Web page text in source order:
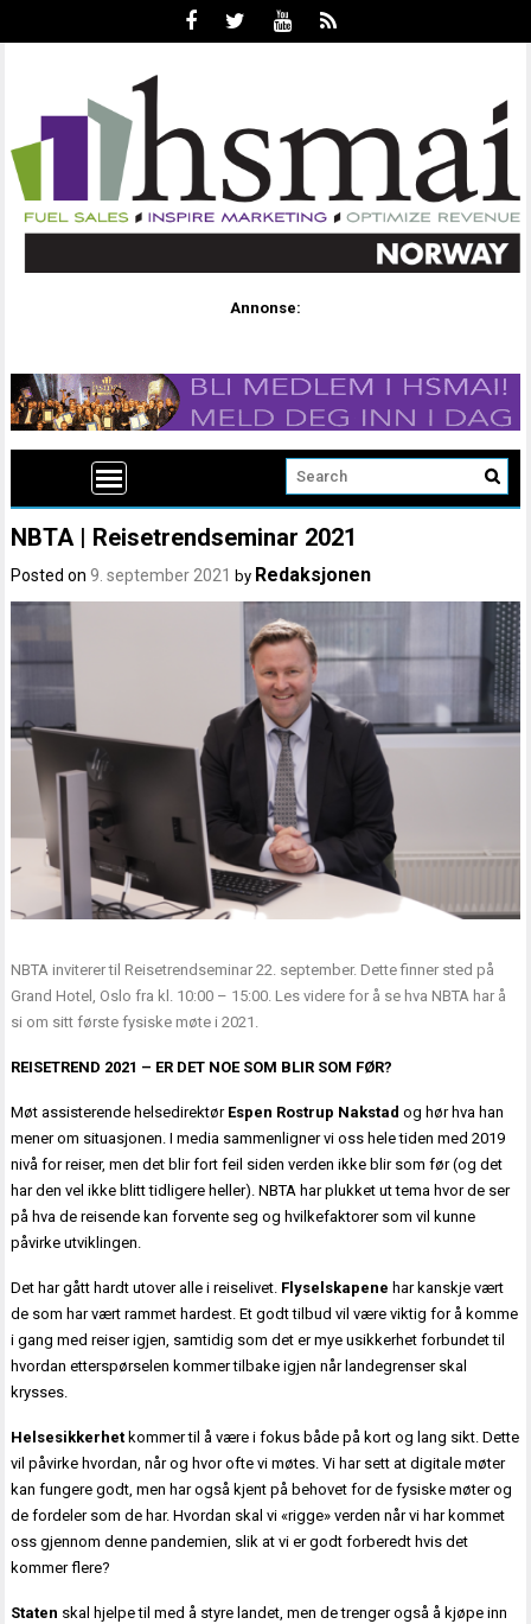
Annonse:
NBTA | Reisetrendseminar 2021
Posted on9. september 2021 by Redaksjonen
NBTA inviterer til Reisetrendseminar 22. september. Dette finner sted på
Grand Hotel, Oslo fra kl. 10:00 – 15:00. Les videre for å se hva NBTA har å
si om sitt første fysiske møte i 2021.
REISETREND 2021 – ER DET NOE SOM BLIR SOM FØR?
Møt assisterende helsedirektør Espen Rostrup Nakstad og hør hva han
mener om situasjonen. I media sammenligner vi oss hele tiden med 2019
nivå for reiser, men det blir fort feil siden verden ikke blir som før (og det
har den vel ikke blitt tidligere heller). NBTA har plukket ut tema hvor de ser
på hva de reisende kan forvente seg og hvilkefaktorer som vil kunne
påvirke utviklingen.
Det har gått hardt utover alle i reiselivet. Flyselskapene har kanskje vært
de som har vært rammet hardest. Et godt tilbud vil være viktig for å komme
i gang med reiser igjen, samtidig som det er mye usikkerhet forbundet til
hvordan etterspørselen kommer tilbake igjen når landegrenser skal
krysses.
Helsesikkerhet kommer til å være i fokus både på kort og lang sikt. Dette
vil påvirke hvordan, når og hvor ofte vi møtes. Vi har sett at digitale møter
kan fungere godt, men har også kjent på behovet for de fysiske møter og
de fordeler som de har. Hvordan skal vi «rigge» verden når vi har kommet
oss gjennom denne pandemien, slik at vi er godt forberedt hvis det
kommer flere?
Staten skal hjelpe til med å styre landet, men de trenger også å kjøpe inn